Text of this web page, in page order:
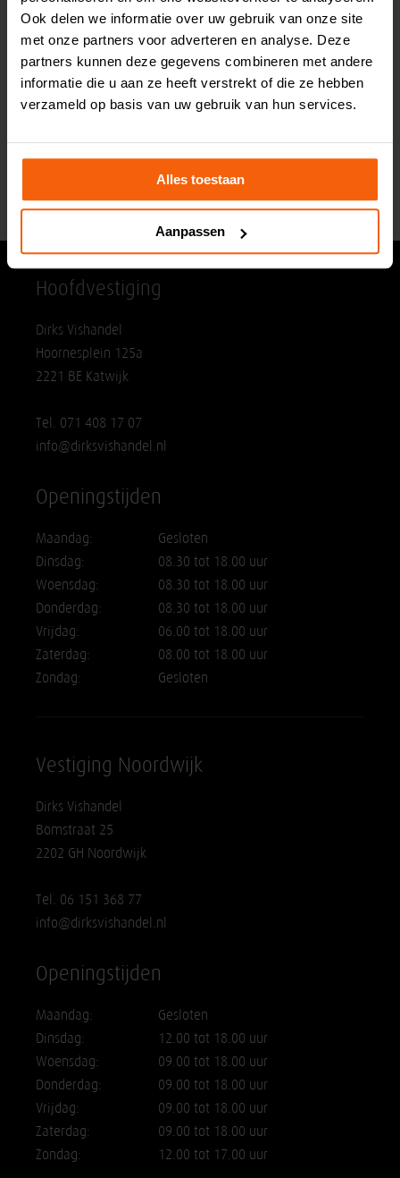
Ook delen we informatie over uw gebruik van onze site
met onze partners voor adverteren en analyse. Deze
partners kunnen deze gegevens combineren met andere
informatie die u aan ze heeft verstrekt of die ze hebben
verzameld op basis van uw gebruik van hun services.
Alles toestaan
Aanpassen
6,99
Hoofdvestiging
Dirks Vishandel
Hoornesplein 125a
2221 BE Katwijk
Tel. 071 408 17 07
info@dirksvishandel.nl
Openingstijden
Maandag:
Gesloten
Dinsdag:
08.30 tot 18.00 uur
Woensdag:
08.30 tot 18.00 uur
Donderdag:
08.30 tot 18.00 uur
Vrijdag:
06.00 tot 18.00 uur
Zaterdag:
08.00 tot 18.00 uur
Zondag:
Gesloten
Vestiging Noordwijk
Dirks Vishandel
Bomstraat 25
2202 GH Noordwijk
Tel. 06 151 368 77
info@dirksvishandel.nl
Openingstijden
Maandag:
Gesloten
Dinsdag:
12.00 tot 18.00 uur
Woensdag:
09.00 tot 18.00 uur
Donderdag:
09.00 tot 18.00 uur
Vrijdag:
09.00 tot 18.00 uur
Zaterdag:
09.00 tot 18.00 uur
Zondag:
12.00 tot 17.00 uur